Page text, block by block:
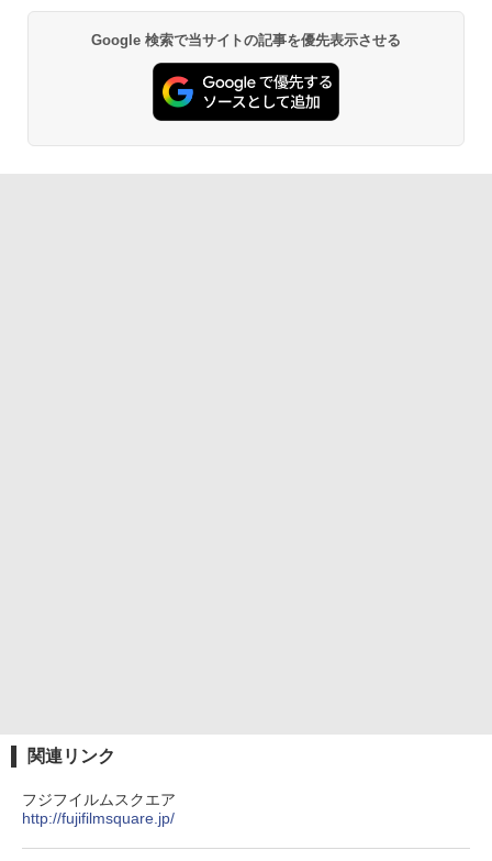
Google 検索で当サイトの記事を優先表示させる
関連リンク
フジフイルムスクエア
http://fujifilmsquare.jp/